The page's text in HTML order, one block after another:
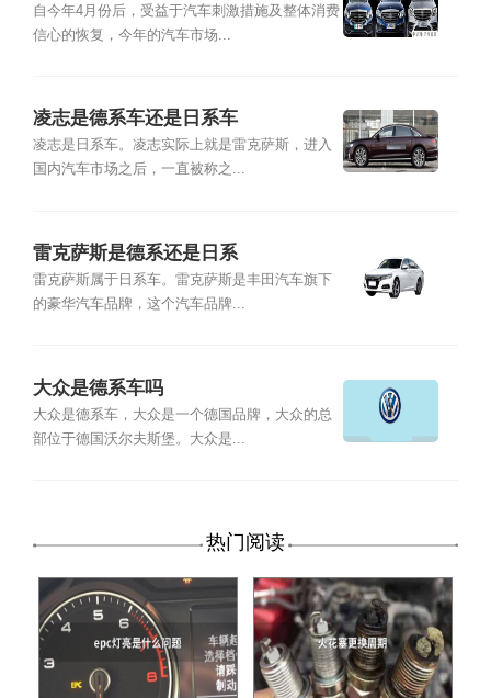
德系好还是日系好？
自今年4月份后，受益于汽车刺激措施及整体消费
信心的恢复，今年的汽车市场...
凌志是德系车还是日系车
凌志是日系车。凌志实际上就是雷克萨斯，进入
国内汽车市场之后，一直被称之...
雷克萨斯是德系还是日系
雷克萨斯属于日系车。雷克萨斯是丰田汽车旗下
的豪华汽车品牌，这个汽车品牌...
大众是德系车吗
大众是德系车，大众是一个德国品牌，大众的总
部位于德国沃尔夫斯堡。大众是...
热门阅读